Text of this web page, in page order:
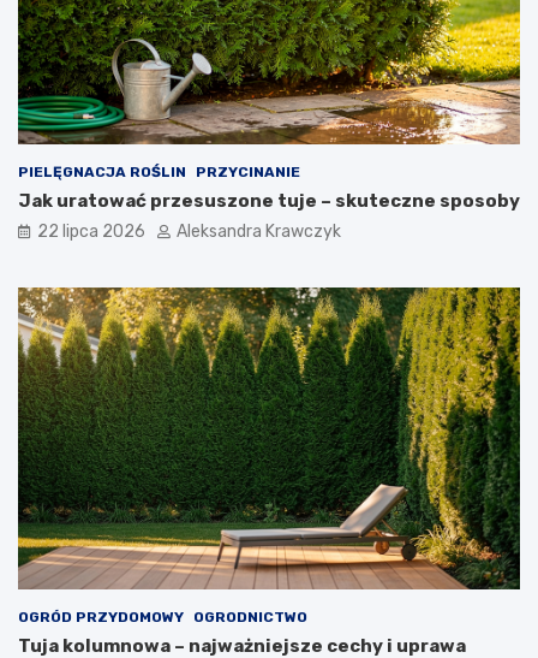
PIELĘGNACJA ROŚLIN PRZYCINANIE
Jak uratować przesuszone tuje – skuteczne sposoby
22 lipca 2026 Aleksandra Krawczyk
OGRÓD PRZYDOMOWY OGRODNICTWO
Tuja kolumnowa – najważniejsze cechy i uprawa